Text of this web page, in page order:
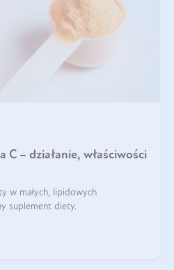
C – działanie, właściwości
w małych, lipidowych
suplement diety.